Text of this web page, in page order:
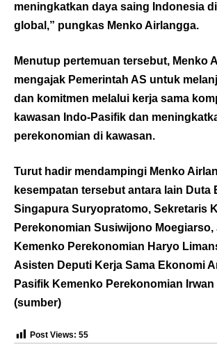
meningkatkan daya saing Indonesia
global,” pungkas Menko Airlangga.
Menutup pertemuan tersebut, Menko
mengajak Pemerintah AS untuk
dan komitmen melalui kerja sama
kawasan Indo-Pasifik dan
perekonomian di kawasan.
Turut hadir mendampingi Menko
kesempatan tersebut antara lain Duta
Singapura Suryopratomo, Sekretaris
Perekonomian Susiwijono
Kemenko Perekonomian Haryo
Asisten Deputi Kerja Sama Ekonomi
Pasifik Kemenko Perekonomian Irwan
(sumber)
Post Views: 55